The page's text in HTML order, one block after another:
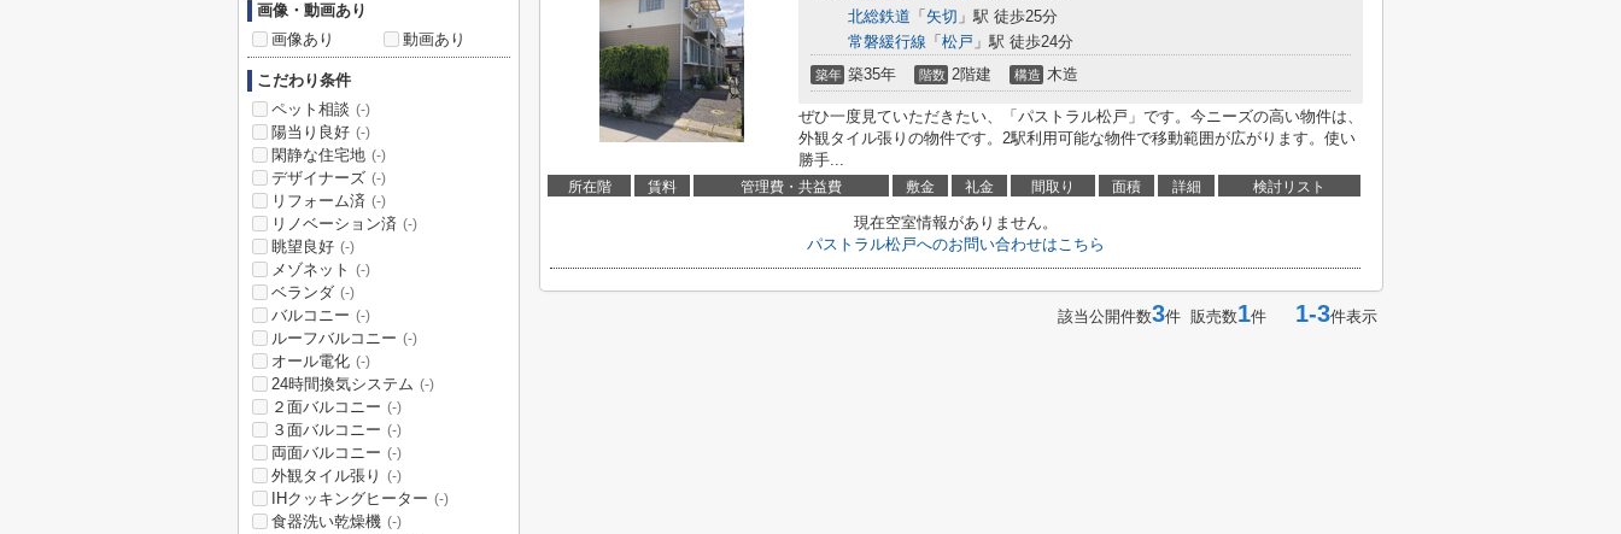
北総鉄道 「 矢切 」駅 徒歩25分
常磐緩行線 「 松戸 」駅 徒歩24分
築年 築35年 階数 2階建 構造 木造
ぜひ一度見ていただきたい、「パストラル松戸」です。今ニーズの高い物件は、
外観タイル張りの物件です。2駅利用可能な物件で移動範囲が広がります。使い
勝手...
所在階 賃料 管理費・共益費 敷金 礼金 間取り 面積 詳細 検討リスト
現在空室情報がありません。
パストラル松戸へのお問い合わせはこちら
該当公開件数3件 販売数1件 1-3件表示
画像・動画あり
画像あり
動画あり
こだわり条件
ペット相談 (-)
陽当り良好 (-)
閑静な住宅地 (-)
デザイナーズ (-)
リフォーム済 (-)
リノベーション済 (-)
眺望良好 (-)
メゾネット (-)
ベランダ (-)
バルコニー (-)
ルーフバルコニー (-)
オール電化 (-)
24時間換気システム (-)
２面バルコニー (-)
３面バルコニー (-)
両面バルコニー (-)
外観タイル張り (-)
IHクッキングヒーター (-)
食器洗い乾燥機 (-)